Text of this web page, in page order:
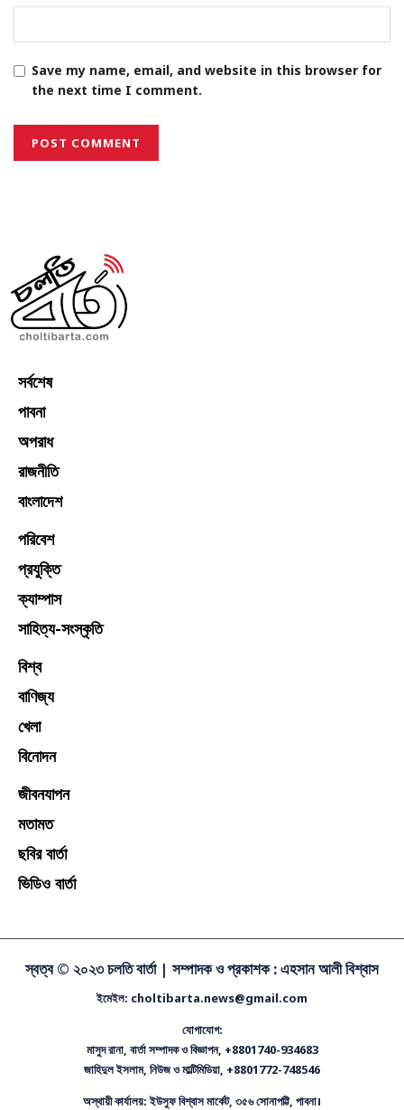
Save my name, email, and website in this browser for
the next time I comment.
সর্বশেষ
পাবনা
অপরাধ
রাজনীতি
বাংলাদেশ
পরিবেশ
প্রযুক্তি
ক্যাম্পাস
সাহিত্য-সংস্কৃতি
বিশ্ব
বাণিজ্য
খেলা
বিনোদন
জীবনযাপন
মতামত
ছবির বার্তা
ভিডিও বার্তা
স্বত্ব © ২০২৩ চলতি বার্তা | সম্পাদক ও প্রকাশক : এহসান আলী বিশ্বাস
ইমেইল: choltibarta.news@gmail.com
যোগাযোগ:
মাসুদ রানা, বার্তা সম্পাদক ও বিজ্ঞাপন, +8801740-934683
জাহিদুল ইসলাম, নিউজ ও মাল্টিমিডিয়া, +8801772-748546
অস্থায়ী কার্যালয়: ইউসুফ বিশ্বাস মার্কেট, ৩৫৬ সোনাপট্টি, পাবনা।